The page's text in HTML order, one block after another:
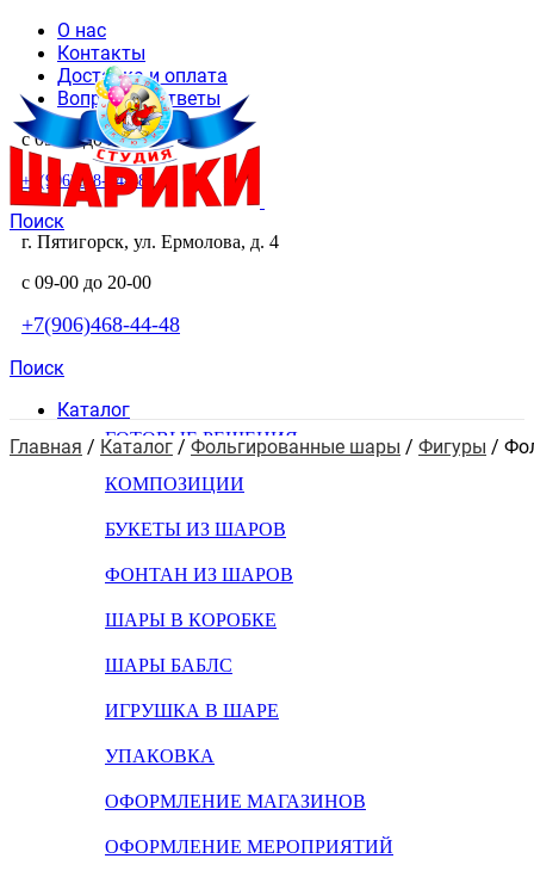
О нас
Контакты
Доставка и оплата
Вопросы и ответы
с 09-00 до 20-00
+7(906)468-44-48
Поиск
г. Пятигорск, ул. Ермолова, д. 4
с 09-00 до 20-00
+7(906)468-44-48
Поиск
Каталог
ГОТОВЫЕ РЕШЕНИЯ
КОМПОЗИЦИИ
БУКЕТЫ ИЗ ШАРОВ
ФОНТАН ИЗ ШАРОВ
ШАРЫ В КОРОБКЕ
ШАРЫ БАБЛС
ИГРУШКА В ШАРЕ
УПАКОВКА
ОФОРМЛЕНИЕ МАГАЗИНОВ
ОФОРМЛЕНИЕ МЕРОПРИЯТИЙ
Главная / Каталог / Фольгированные шары / Фигуры /